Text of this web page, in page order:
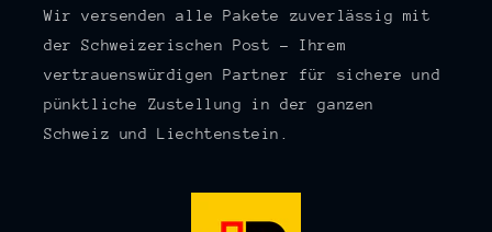
Wir versenden alle Pakete zuverlässig mit
der Schweizerischen Post – Ihrem
vertrauenswürdigen Partner für sichere und
pünktliche Zustellung in der ganzen
Schweiz und Liechtenstein.